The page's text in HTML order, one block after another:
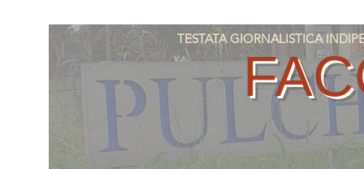
TESTATA GIORNALISTICA